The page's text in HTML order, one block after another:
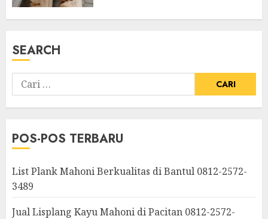
SEARCH
POS-POS TERBARU
List Plank Mahoni Berkualitas di Bantul 0812-2572-
3489
Jual Lisplang Kayu Mahoni di Pacitan 0812-2572-